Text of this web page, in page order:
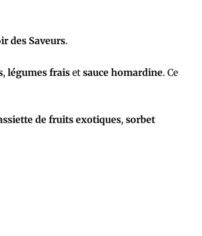
des Saveurs.
, légumes frais et sauce homardine. Ce
de fruits exotiques, sorbet